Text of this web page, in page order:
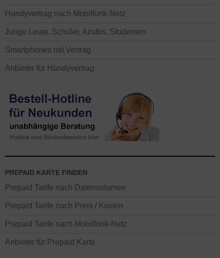
Handyvertrag nach Mobilfunk-Netz
Junge Leute, Schüler, Azubis, Studenten
Smartphones mit Vertrag
Anbieter für Handyvertrag
PREPAID KARTE FINDEN
Prepaid Tarife nach Datenvolumen
Prepaid Tarife nach Preis / Kosten
Prepaid Tarife nach Mobilfunk-Netz
Anbieter für Prepaid Karte